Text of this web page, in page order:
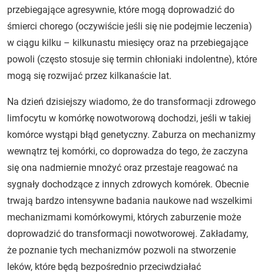
przebiegające agresywnie, które mogą doprowadzić do
śmierci chorego (oczywiście jeśli się nie podejmie leczenia)
w ciągu kilku – kilkunastu miesięcy oraz na przebiegające
powoli (często stosuje się termin chłoniaki indolentne), które
mogą się rozwijać przez kilkanaście lat.
Na dzień dzisiejszy wiadomo, że do transformacji zdrowego
limfocytu w komórkę nowotworową dochodzi, jeśli w takiej
komórce wystąpi błąd genetyczny. Zaburza on mechanizmy
wewnątrz tej komórki, co doprowadza do tego, że zaczyna
się ona nadmiernie mnożyć oraz przestaje reagować na
sygnały dochodzące z innych zdrowych komórek. Obecnie
trwają bardzo intensywne badania naukowe nad wszelkimi
mechanizmami komórkowymi, których zaburzenie może
doprowadzić do transformacji nowotworowej. Zakładamy,
że poznanie tych mechanizmów pozwoli na stworzenie
leków, które będą bezpośrednio przeciwdziałać